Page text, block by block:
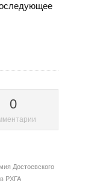
0
Достоевского
РХГА